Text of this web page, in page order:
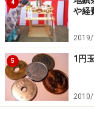
カーテンボック
す。
また、エアコンか
りませんから、し
てそこからゆるや
間の雰囲気は変わ
4
や経
5 1円